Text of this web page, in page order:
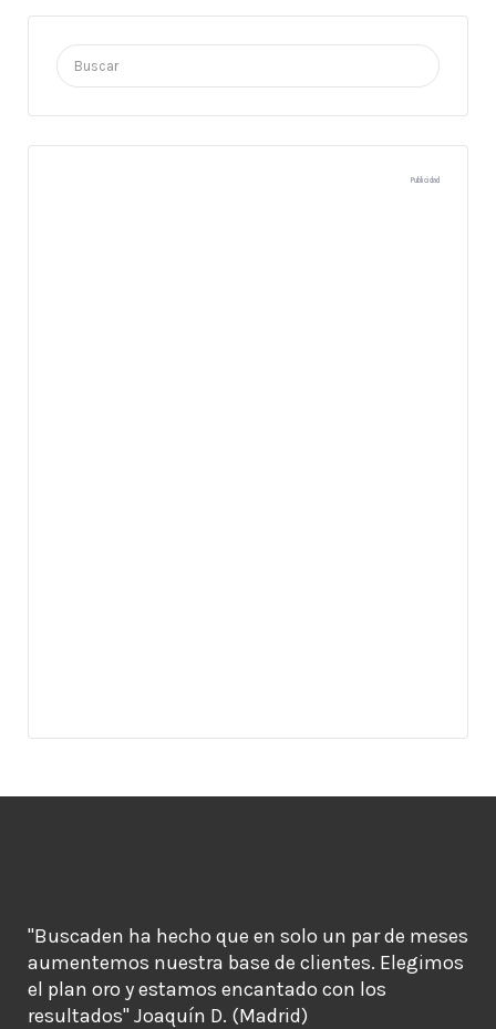
Buscar
por:
Publicidad
"Buscaden ha hecho que en solo un par de meses
aumentemos nuestra base de clientes. Elegimos
el plan oro y estamos encantado con los
resultados" Joaquín D. (Madrid)